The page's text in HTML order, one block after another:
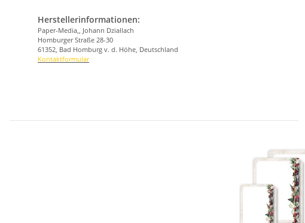
Herstellerinformationen:
Paper-Media,, Johann Dziallach
Homburger Straße 28-30
61352, Bad Homburg v. d. Höhe, Deutschland
Kontaktformular